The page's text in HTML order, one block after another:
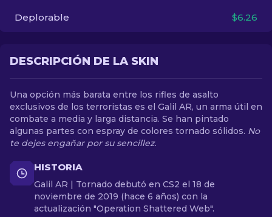
Deplorable $6.26
DESCRIPCIÓN DE LA SKIN
Una opción más barata entre los rifles de asalto
exclusivos de los terroristas es el Galil AR, un arma útil en
combate a media y larga distancia. Se han pintado
algunas partes con espray de colores tornado sólidos. No
te dejes engañar por su sencillez.
HISTORIA
Galil AR | Tornado debutó en CS2 el 18 de
noviembre de 2019 (hace 6 años) con la
actualización "Operation Shattered Web".